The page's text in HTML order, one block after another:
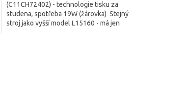
(C11CH72402) - technologie tisku za
studena, spotřeba 19W (žárovka) Stejný
stroj jako vyšší model L15160 - má jen